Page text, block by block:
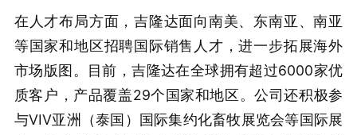
在人才布局方面，吉隆达面向南美、东南亚、南亚
等国家和地区招聘国际销售人才，进一步拓展海外
市场版图。目前，吉隆达在全球拥有超过6000家优
质客户，产品覆盖29个国家和地区。公司还积极参
与VIV亚洲（泰国）国际集约化畜牧展览会等国际展